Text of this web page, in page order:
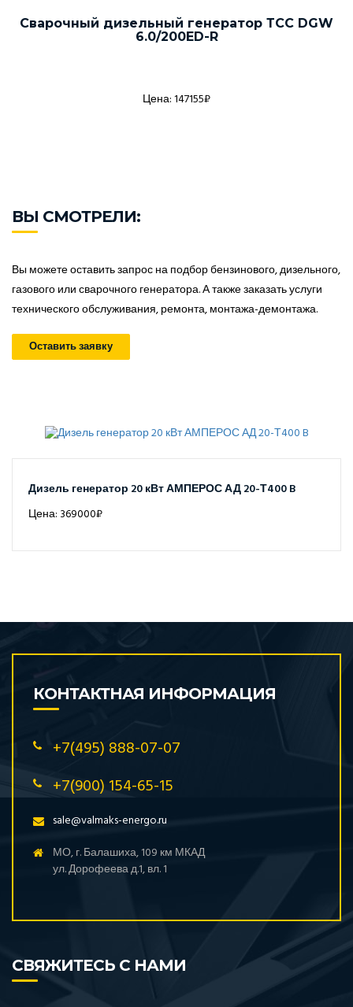
Сварочный дизельный генератор ТСС DGW
6.0/200ED-R
Цена: 147155₽
ВЫ СМОТРЕЛИ:
Вы можете оставить запрос на подбор бензинового, дизельного,
газового или сварочного генератора. А также заказать услуги
технического обслуживания, ремонта, монтажа-демонтажа.
Оставить заявку
Дизель генератор 20 кВт АМПЕРОС АД 20-Т400 B
Цена: 369000₽
КОНТАКТНАЯ ИНФОРМАЦИЯ
+7(495) 888-07-07
+7(900) 154-65-15
sale@valmaks-energo.ru
МО, г. Балашиха, 109 км МКАД
ул. Дорофеева д.1, вл. 1
СВЯЖИТЕСЬ С НАМИ